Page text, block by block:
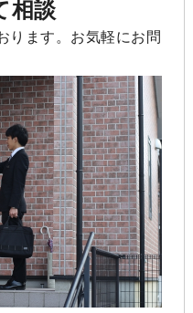
相談
ります。お気軽にお問